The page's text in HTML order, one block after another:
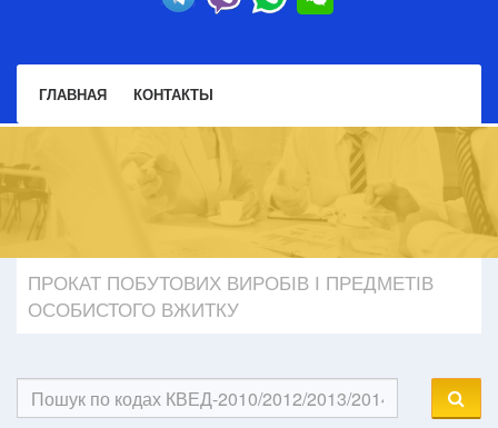
ГЛАВНАЯ КОНТАКТЫ
ПРОКАТ ПОБУТОВИХ ВИРОБІВ І ПРЕДМЕТІВ
ОСОБИСТОГО ВЖИТКУ